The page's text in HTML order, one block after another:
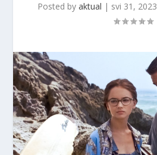
Posted by aktual | svi 31, 2023